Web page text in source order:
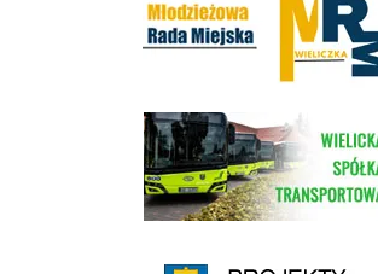
link do strony Wielickiej Spółki